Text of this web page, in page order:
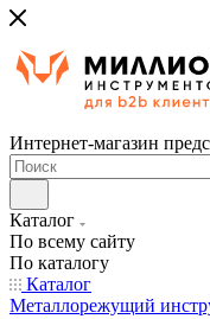
Интернет-магазин
Каталог
По всему сайту
По каталогу
Каталог
Металлорежущий